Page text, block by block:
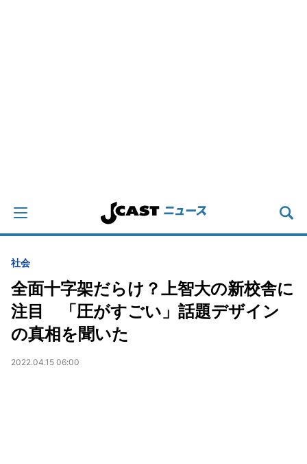
社会
全面十字架だらけ？上智大の新校舎に
注目 「圧がすごい」話題デザイン
の真相を聞いた
2022.04.15 06:00